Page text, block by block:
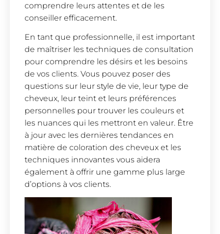
comprendre leurs attentes et de les
conseiller efficacement.
En tant que professionnelle, il est important
de maîtriser les techniques de consultation
pour comprendre les désirs et les besoins
de vos clients. Vous pouvez poser des
questions sur leur style de vie, leur type de
cheveux, leur teint et leurs préférences
personnelles pour trouver les couleurs et
les nuances qui les mettront en valeur. Être
à jour avec les dernières tendances en
matière de coloration des cheveux et les
techniques innovantes vous aidera
également à offrir une gamme plus large
d’options à vos clients.